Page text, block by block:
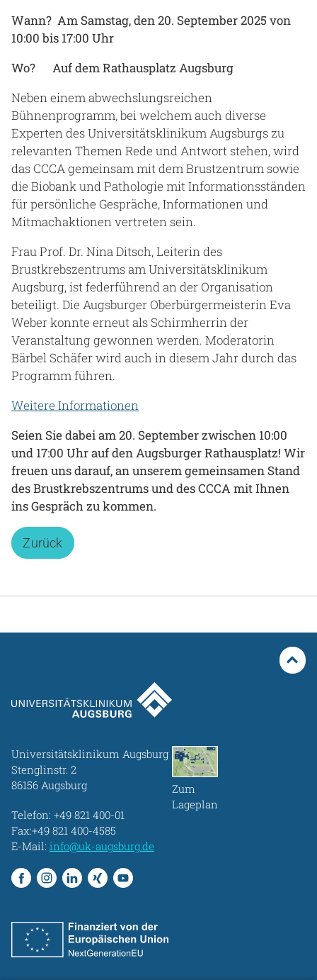
Wann? Am Samstag, den 20. September 2025 von
10:00 bis 17:00 Uhr
Wo? Auf dem Rathausplatz Augsburg
Neben einem abwechslungsreichen
Bühnenprogramm, bei welchem auch diverse
Experten des Universitätsklinikum Augsburgs zu
relevanten Themen Rede und Antwort stehen, wird
das CCCA gemeinsam mit dem Brustzentrum sowie
die Biobank und Pathologie mit Informationsständen
für persönliche Gespräche, Informationen und
Mitmachaktionen vertreten sein.
Frau Prof. Dr. Nina Ditsch, Leiterin des
Brustkrebszentrums am Universitätsklinikum
Augsburg, ist federführend an der Organisation
beteiligt. Die Augsburger Oberbürgermeisterin Eva
Weber konnte erneut als Schirmherrin der
Veranstaltung gewonnen werden. Moderatorin
Bärbel Schäfer wird auch in diesem Jahr durch das
Programm führen.
Weitere Informationen
Seien Sie dabei am 20. September zwischen 10:00
und 17:00 Uhr auf den Augsburger Rathausplatz! Wir
freuen uns darauf, an unserem gemeinsamen Stand
des Brustkrebszentrums und des CCCA mit Ihnen
ins Gespräch zu kommen.
Zurück
Universitätsklinikum Augsburg
Stenglinstr. 2
86156 Augsburg
Telefon: +49 821 400-01
Fax:+49 821 400-4585
E-Mail: info@uk-augsburg.de
Zum
Lageplan